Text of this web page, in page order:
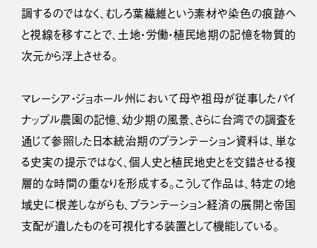
調するのではなく、むしろ葉繊維という素材や染色の痕跡へ
と視線を移すことで、土地・労働・植民地期の記憶を物質的
次元から浮上させる。
マレーシア・ジョホール州において母や祖母が従事したパイ
ナップル農園の記憶、幼少期の風景、さらに台湾での調査を
通じて参照した日本統治期のプランテーション資料は、単な
る史実の提示ではなく、個人史と植民地史とを交錯させる複
層的な時間の重なりを形成する。こうして作品は、特定の地
域史に根差しながらも、プランテーション経済の展開と帝国
支配が遺したものを可視化する装置として機能している。